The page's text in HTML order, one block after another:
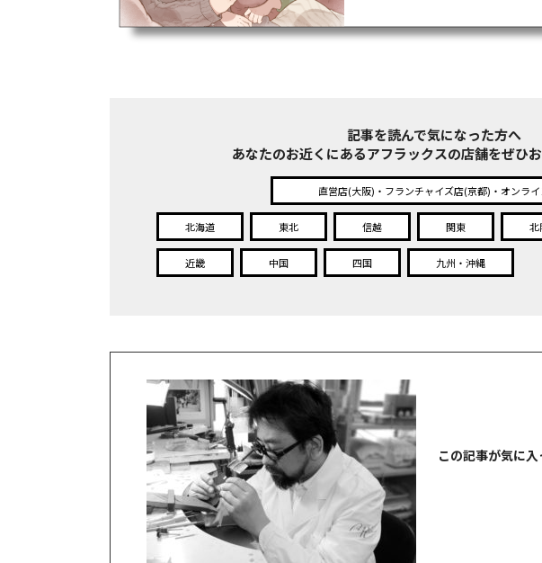
記事を読んで気になった方へ
あなたのお近くにあるアフラックスの店舗をぜひ
直営店(大阪)・フランチャイズ店(京都)・オンライ
北海道 東北 信越 関東 北
近畿 中国 四国 九州・沖縄
この記事が気に入